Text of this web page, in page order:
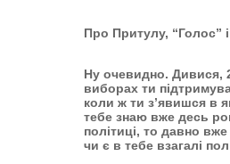
Про Притулу, “Голос” і
Ну очевидно. Дивися,
виборах ти
коли ж ти з’явишся в
тебе знаю вже десь
політиці, то давно
чи є в тебе взагалі